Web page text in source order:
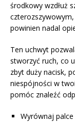
środkowy wzdłuż
powinien nadal
Ten uchwyt
stworzyć ruch, co
zbyt duży nacisk,
niespójności w
pomóc znaleźć
Wyrównaj